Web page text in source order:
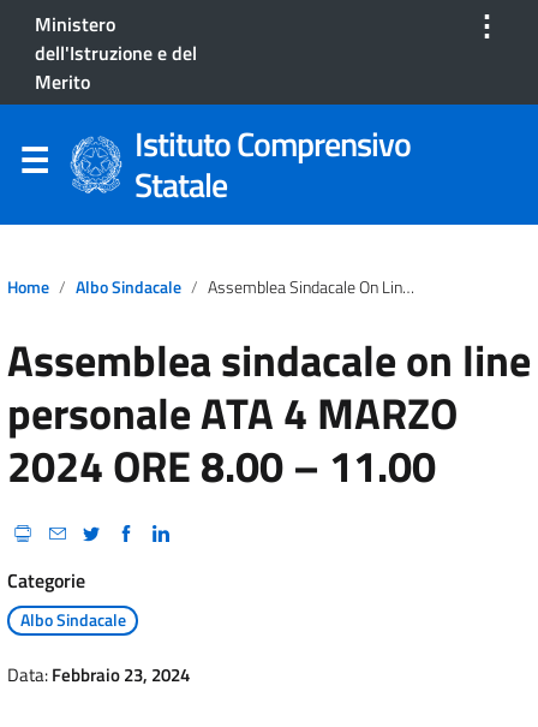
Ministero
dell'Istruzione e del
Merito
⋮
Istituto Comprensivo
Statale
Home Albo Sindacale Assemblea Sindacale On Line Personale ATA 4 MARZO 2024 ORE 8.00 – 11.00
Assemblea sindacale on line
personale ATA 4 MARZO
2024 ORE 8.00 – 11.00
Categorie
Albo Sindacale
Data:Febbraio 23, 2024